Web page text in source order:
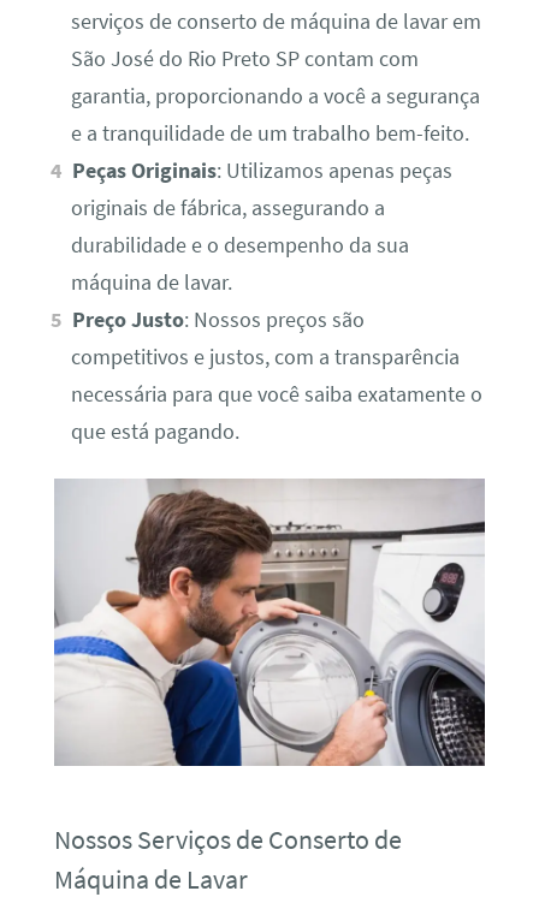
serviços de conserto de máquina de lavar em
São José do Rio Preto SP contam com
garantia, proporcionando a você a segurança
e a tranquilidade de um trabalho bem-feito.
Peças Originais: Utilizamos apenas peças
originais de fábrica, assegurando a
durabilidade e o desempenho da sua
máquina de lavar.
Preço Justo: Nossos preços são
competitivos e justos, com a transparência
necessária para que você saiba exatamente o
que está pagando.
Nossos Serviços de Conserto de
Máquina de Lavar